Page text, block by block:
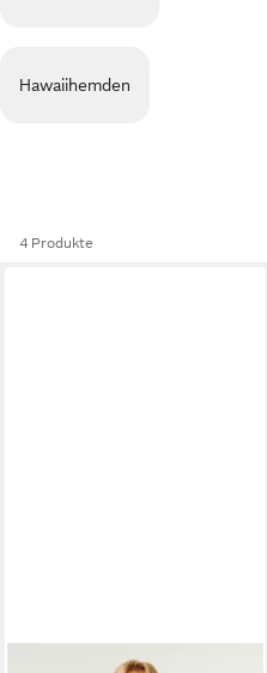
Hawaiihemden
4 Produkte